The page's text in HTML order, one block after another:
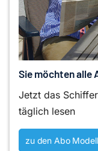
Sie möchten alle
Jetzt das
täglich lesen
zu den Abo